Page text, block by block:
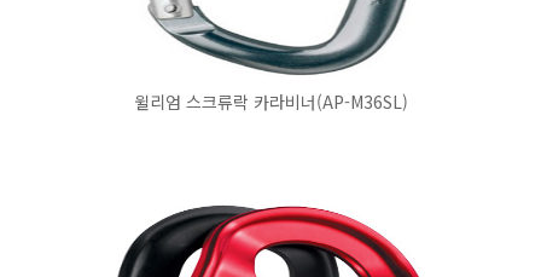
윌리엄 스크류락 카라비너(AP-M36SL)